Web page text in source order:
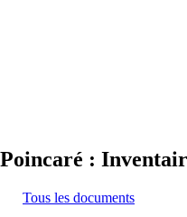
:
Tous les documents